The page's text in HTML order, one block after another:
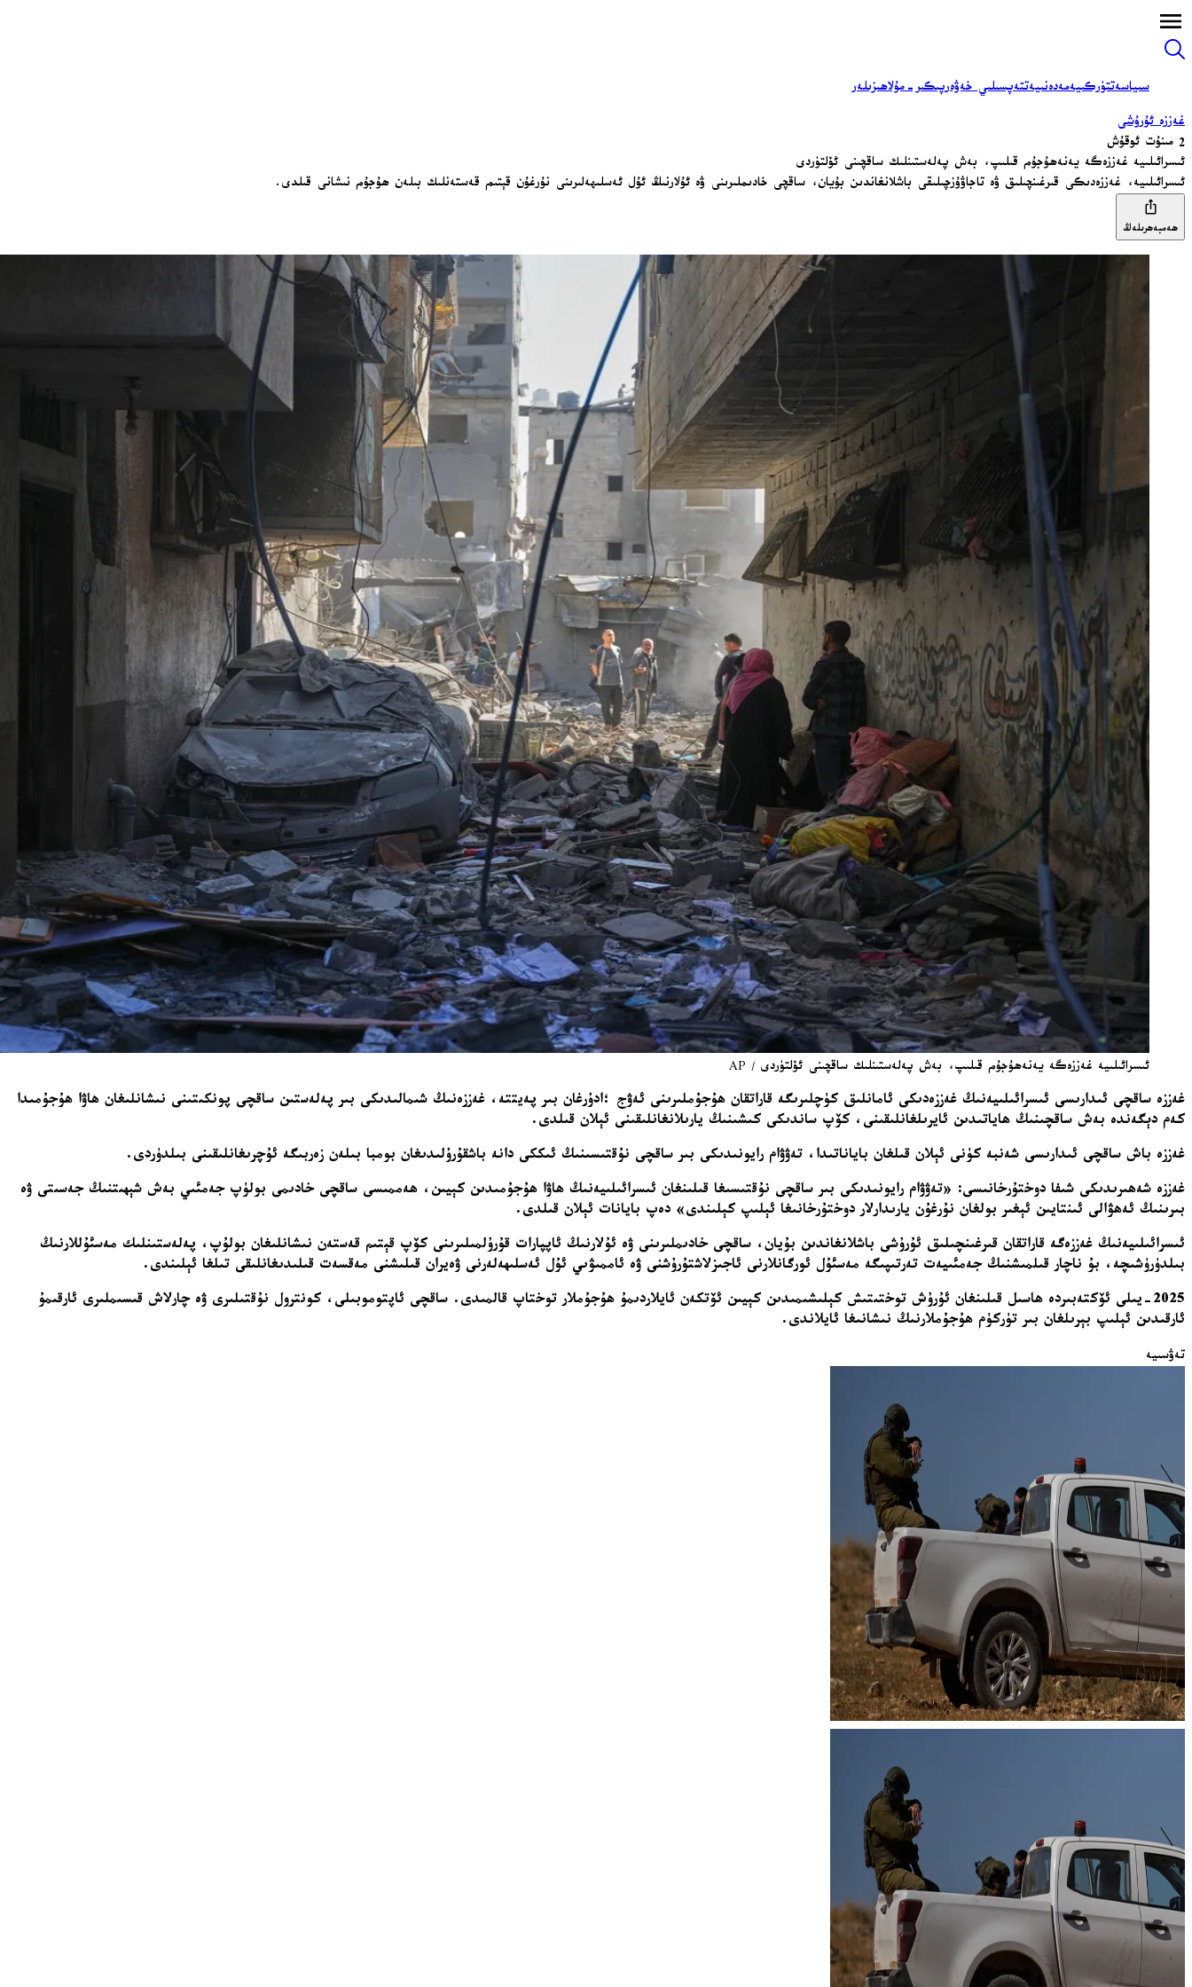
سىياسەتتۈركىيەمەدەنىيەتتەپسىلىي خەۋەرپىكىر-مۇلاھىزىلەر
غەززە ئۇرۇشى
2 مىنۇت ئوقۇش
ئىسرائىلىيە غەززەگە يەنەھۇجۇم قىلىپ، بەش پەلەستىنلىك ساقچىنى ئۆلتۈردى
ئىسرائىلىيە، غەززەدىكى قىرغىنچىلىق ۋە تاجاۋۇزچىلىقى باشلانغاندىن بۇيان، ساقچى خادىملىرىنى ۋە ئۇلارنىڭ ئۇل ئەسلىھەلىرىنى نۇرغۇن قېتىم قەستەنلىك بىلەن ھۇجۇم نىشانى قىلدى.
ھەمبەھرىلەڭ
ئىسرائىلىيە غەززەگە يەنەھۇجۇم قىلىپ، بەش پەلەستىنلىك ساقچىنى ئۆلتۈردى / AP
غەززە ساقچى ئىدارىسى ئىسرائىلىيەنىڭ غەززەدىكى ئامانلىق كۈچلىرىگە قاراتقان ھۇجۇملىرىنى ئەۋج ؛ادۇرغان بىر پەيتتە، غەززەنىڭ شىمالىدىكى بىر پەلەستىن ساقچى پونكىتىنى نىشانلىغان ھاۋا ھۇجۇمىدا
كەم دېگەندە بەش ساقچىنىڭ ھاياتىدىن ئايرىلغانلىقىنى، كۆپ ساندىكى كىشىنىڭ يارىلانغانلىقىنى ئېلان قىلدى.
غەززە باش ساقچى ئىدارىسى شەنبە كۈنى ئېلان قىلغان باياناتىدا، تەۋۋام رايونىدىكى بىر ساقچى نۇقتىسىنىڭ ئىككى دانە باشقۇرۇلىدىغان بومبا بىلەن زەربىگە ئۇچرىغانلىقىنى بىلدۈردى.
غەززە شەھىرىدىكى شىفا دوختۇرخانىسى: «تەۋۋام رايونىدىكى بىر ساقچى نۇقتىسىغا قىلىنغان ئىسرائىلىيەنىڭ ھاۋا ھۇجۇمىدىن كېيىن، ھەممىسى ساقچى خادىمى بولۈپ جەمئىي بەش شېھىتنىڭ جەسىتى ۋە
بىرىنىڭ ئەھۋالى ئىنتايىن ئېغىر بولغان نۇرغۇن يارىدارلار دوختۇرخانىغا ئېلىپ كېلىندى» دەپ بايانات ئېلان قىلدى.
ئىسرائىلىيەنىڭ غەززەگە قاراتقان قىرغىنچىلىق ئۇرۇشى باشلانغاندىن بۇيان، ساقچى خادىملىرىنى ۋە ئۇلارنىڭ ئاپپارات قۇرۇلمىلىرىنى كۆپ قېتىم قەستەن نىشانلىغان بولۇپ، پەلەستىنلىك مەسئۇللارنىڭ
بىلدۈرۈشىچە، بۇ ناچار قىلمىشنىڭ جەمئىيەت تەرتىپىگە مەسئۇل ئورگانلارنى ئاجىزلاشتۇرۇشنى ۋە ئاممىۋىي ئۇل ئەسلىھەلەرنى ۋەيران قىلىشنى مەقسەت قىلىدىغانلىقى تىلغا ئېلىندى.
2025-يىلى ئۆكتەبىردە ھاسىل قىلىنغان ئۇرۇش توختىتىش كېلىشىمىدىن كېيىن ئۆتكەن ئايلاردىمۇ ھۇجۇملار توختاپ قالمىدى. ساقچى ئاپتوموبىلى، كونترول نۇقتىلىرى ۋە چارلاش قىسىملىرى ئارقىمۇ
ئارقىدىن ئېلىپ بېرىلغان بىر تۈركۈم ھۇجۇملارنىڭ نىشانىغا ئايلاندى.
تەۋسىيە